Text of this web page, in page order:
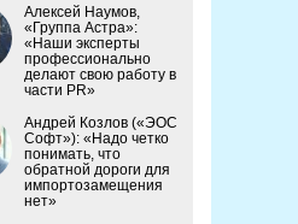
Алексей Наумов,
«Группа Астра»:
«Наши эксперты
профессионально
делают свою работу в
части PR»
Андрей Козлов («ЭОС
Софт»): «Надо четко
понимать, что
обратной дороги для
импортозамещения
нет»